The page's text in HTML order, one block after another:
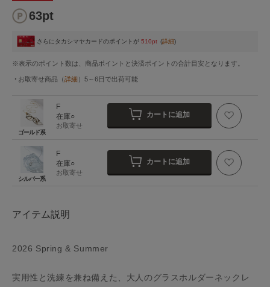
63pt
さらにタカシマヤカードのポイントが 510pt (詳細)
※表示のポイント数は、商品ポイントと決済ポイントの合計目安となります。
お取寄せ商品 （詳細 ） 5～6日 で出荷可能
ゴールド系
F
在庫○
お取寄せ
カートに追加
シルバー系
F
在庫○
お取寄せ
カートに追加
アイテム説明
2026 Spring & Summer
実用性と洗練を兼ね備えた、大人のグラスホルダーネックレ